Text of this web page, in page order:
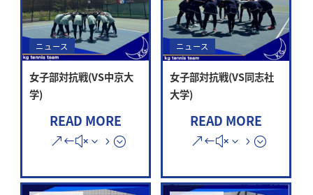
ニュース
女子部対抗戦(VS中京大
学)
READ MORE
ニュース
女子部対抗戦(VS同志社
大学)
READ MORE